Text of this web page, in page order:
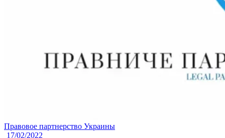
Правовое партнерство Украины
17/02/2022